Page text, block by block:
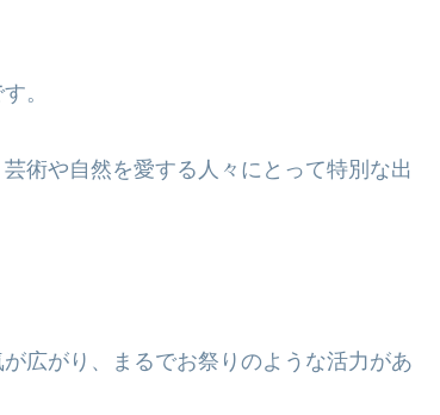
。
術や自然を愛する人々にとって特別な出
広がり、まるでお祭りのような活力があ